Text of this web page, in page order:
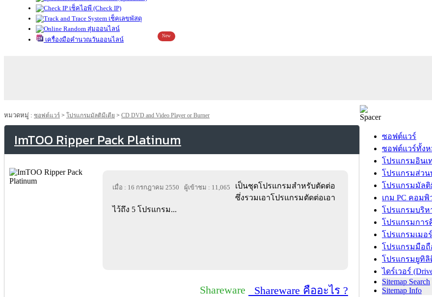
เช็คไอพี (Check IP)
เช็คเลขพัสดุ
สุ่มออนไลน์
เครื่องมือคำนวณวันออนไลน์
New
หมวดหมู่ : ซอฟต์แวร์ > โปรแกรมมัลติมีเดีย > CD DVD and Video Player or Burner
ImTOO Ripper Pack Platinum
เมื่อ : 16 กรกฎาคม 2550 ผู้เข้าชม : 11,065
เป็นชุดโปรแกรมสำหรับตัดต่อ
ซึ่งรวมเอาโปรแกรมตัดต่อเอา
ไว้ถึง 5 โปรแกรม...
Shareware Shareware คืออะไร ?
ซอฟต์แวร์
ซอฟต์แวร์ทั้ง
โปรแกรมอินเ
โปรแกรมส่ว
โปรแกรมมัลติ
เกม PC คอมพิ
โปรแกรมบริห
โปรแกรมการ
โปรแกรมเมอร์
โปรแกรมมือถื
โปรแกรมยูทิลิ
ไดร์เวอร์
Sitemap Search
Sitemap Info